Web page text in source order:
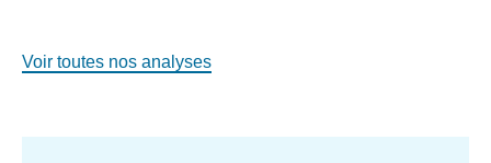
Voir toutes nos analyses